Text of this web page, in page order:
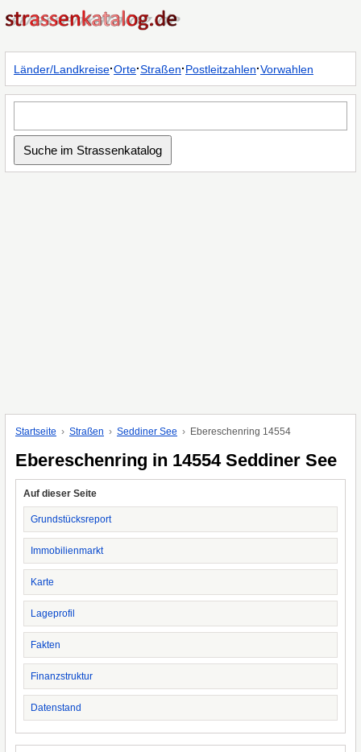
Länder/Landkreise·Orte·Straßen·Postleitzahlen·Vorwahlen
Startseite Straßen Seddiner See Ebereschenring 14554
Ebereschenring in 14554 Seddiner See
Auf dieser Seite
Grundstücksreport
Immobilienmarkt
Karte
Lageprofil
Fakten
Finanzstruktur
Datenstand